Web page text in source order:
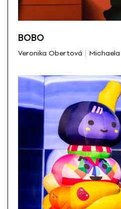
BOBO
Veronika Obertová